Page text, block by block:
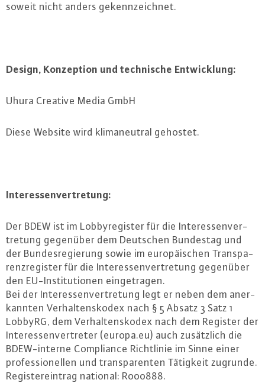
soweit nicht anders ge­kenn­zeich­net.
Design, Kon­zep­ti­on und tech­ni­sche Ent­wick­lung:
Uhura Creative Media GmbH
Diese Website wird kli­ma­neu­tral gehostet.
In­ter­es­sen­ver­tre­tung:
Der BDEW ist im Lob­by­re­gis­ter für die In­ter­es­sen­ver­
tre­tung gegenüber dem Deutschen Bundestag und
der Bun­des­re­gie­rung sowie im eu­ro­päi­schen Trans­pa­
renz­re­gis­ter für die In­ter­es­sen­ver­tre­tung gegenüber
den EU-In­sti­tu­tio­nen ein­ge­tra­gen.
Bei der In­ter­es­sen­ver­tre­tung legt er neben dem an­er­
kann­ten Ver­hal­tens­ko­dex nach § 5 Absatz 3 Satz 1
LobbyRG, dem Ver­hal­tens­ko­dex nach dem Register der
In­ter­es­sen­ver­tre­ter (europa.​eu) auch zu­sätz­lich die
BDEW-in­ter­ne Com­p­li­an­ce Richt­li­nie im Sinne einer
pro­fes­sio­nel­len und trans­pa­ren­ten Tätigkeit zugrunde.
Re­gis­ter­ein­trag national: R000888.